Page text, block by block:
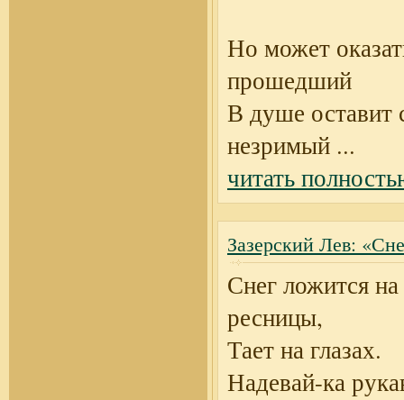
Но может
прошедший
В душе оставит
незримый ...
читать
Зазерский Лев:
Снег ложится на
ресницы,
Тает на глазах.
Надевай-ка